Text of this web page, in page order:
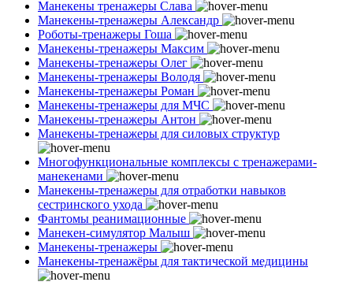
Манекены тренажеры Слава
Манекены-тренажеры Александр
Роботы-тренажеры Гоша
Манекены-тренажеры Максим
Манекены-тренажеры Олег
Манекены-тренажеры Володя
Манекены-тренажеры Роман
Манекены-тренажеры для МЧС
Манекены-тренажеры Антон
Манекены-тренажеры для силовых структур
Многофункциональные комплексы с тренажерами-
манекенами
Манекены-тренажеры для отработки навыков
сестринского ухода
Фантомы реанимационные
Манекен-симулятор Малыш
Манекены-тренажеры
Манекены-тренажёры для тактической медицины